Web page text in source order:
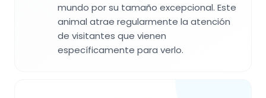
mundo por su tamaño excepcional. Este
animal atrae regularmente la atención
de visitantes que vienen
específicamente para verlo.